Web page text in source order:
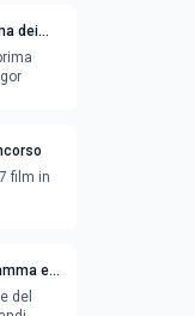
dei
film in
e
del